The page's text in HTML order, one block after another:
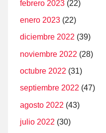
febrero 2023 (22)
enero 2023 (22)
diciembre 2022 (39)
noviembre 2022 (28)
octubre 2022 (31)
septiembre 2022 (47)
agosto 2022 (43)
julio 2022 (30)